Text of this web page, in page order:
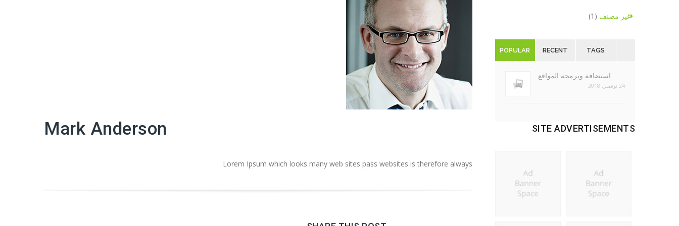
Mark Anderson
Lorem Ipsum which looks many web sites pass websites is therefore always.
غير مصنف (1)
POPULAR RECENT TAGS
استضافة وبرمجة المواقع
24 نوفمبر، 2018
SITE ADVERTISEMENTS